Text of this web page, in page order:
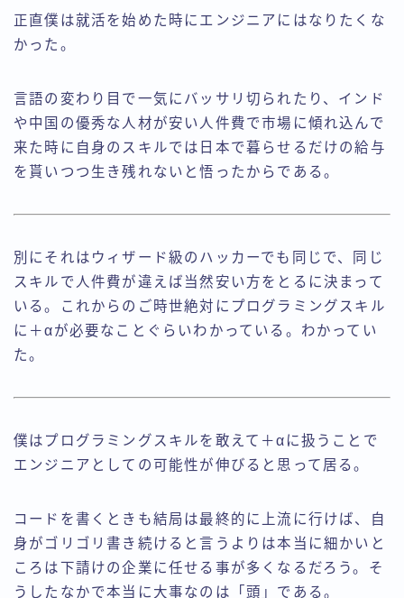
正直僕は就活を始めた時にエンジニアにはなりたくな
かった。
言語の変わり目で一気にバッサリ切られたり、インド
や中国の優秀な人材が安い人件費で市場に傾れ込んで
来た時に自身のスキルでは日本で暮らせるだけの給与
を貰いつつ生き残れないと悟ったからである。
別にそれはウィザード級のハッカーでも同じで、同じ
スキルで人件費が違えば当然安い方をとるに決まって
いる。これからのご時世絶対にプログラミングスキル
に＋αが必要なことぐらいわかっている。わかってい
た。
僕はプログラミングスキルを敢えて＋αに扱うことで
エンジニアとしての可能性が伸びると思って居る。
コードを書くときも結局は最終的に上流に行けば、自
身がゴリゴリ書き続けると言うよりは本当に細かいと
ころは下請けの企業に任せる事が多くなるだろう。そ
うしたなかで本当に大事なのは「頭」である。